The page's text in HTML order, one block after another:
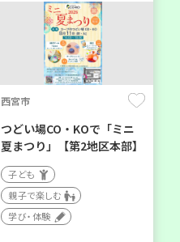
西宮市
つどい場CO・KOで「ミニ
夏まつり」【第2地区本部】
子ども
親子で楽しむ
学び・体験